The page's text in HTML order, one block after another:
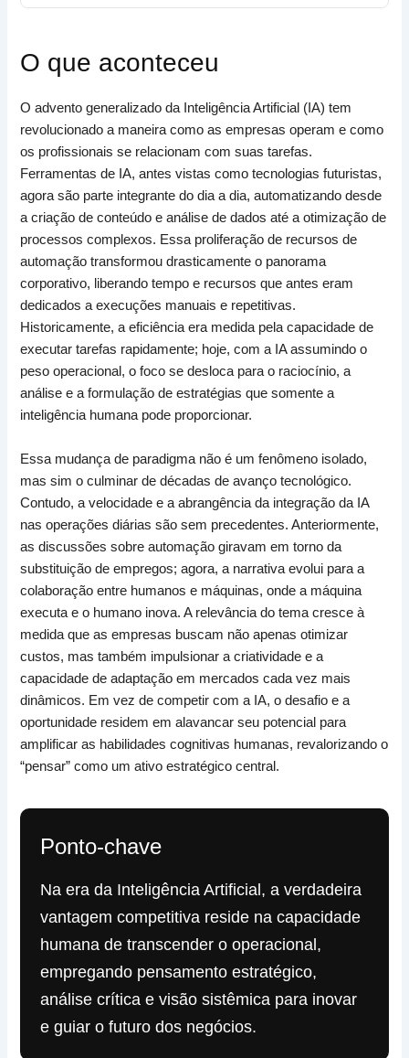
O que aconteceu
O advento generalizado da Inteligência Artificial (IA) tem
revolucionado a maneira como as empresas operam e como
os profissionais se relacionam com suas tarefas.
Ferramentas de IA, antes vistas como tecnologias futuristas,
agora são parte integrante do dia a dia, automatizando desde
a criação de conteúdo e análise de dados até a otimização de
processos complexos. Essa proliferação de recursos de
automação transformou drasticamente o panorama
corporativo, liberando tempo e recursos que antes eram
dedicados a execuções manuais e repetitivas.
Historicamente, a eficiência era medida pela capacidade de
executar tarefas rapidamente; hoje, com a IA assumindo o
peso operacional, o foco se desloca para o raciocínio, a
análise e a formulação de estratégias que somente a
inteligência humana pode proporcionar.
Essa mudança de paradigma não é um fenômeno isolado,
mas sim o culminar de décadas de avanço tecnológico.
Contudo, a velocidade e a abrangência da integração da IA
nas operações diárias são sem precedentes. Anteriormente,
as discussões sobre automação giravam em torno da
substituição de empregos; agora, a narrativa evolui para a
colaboração entre humanos e máquinas, onde a máquina
executa e o humano inova. A relevância do tema cresce à
medida que as empresas buscam não apenas otimizar
custos, mas também impulsionar a criatividade e a
capacidade de adaptação em mercados cada vez mais
dinâmicos. Em vez de competir com a IA, o desafio e a
oportunidade residem em alavancar seu potencial para
amplificar as habilidades cognitivas humanas, revalorizando o
“pensar” como um ativo estratégico central.
Ponto-chave
Na era da Inteligência Artificial, a verdadeira
vantagem competitiva reside na capacidade
humana de transcender o operacional,
empregando pensamento estratégico,
análise crítica e visão sistêmica para inovar
e guiar o futuro dos negócios.